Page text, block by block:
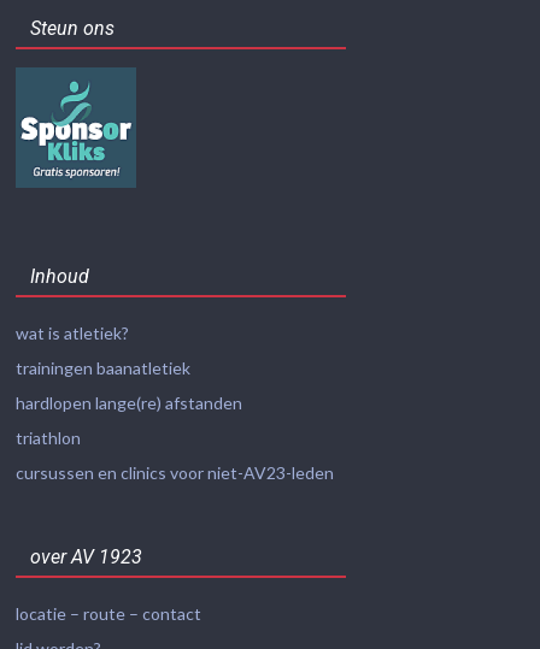
Steun ons
Inhoud
wat is atletiek?
trainingen baanatletiek
hardlopen lange(re) afstanden
triathlon
cursussen en clinics voor niet-AV23-leden
over AV 1923
locatie – route – contact